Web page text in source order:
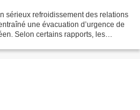
sérieux refroidissement des relations
une évacuation d’urgence de
Selon certains rapports, les